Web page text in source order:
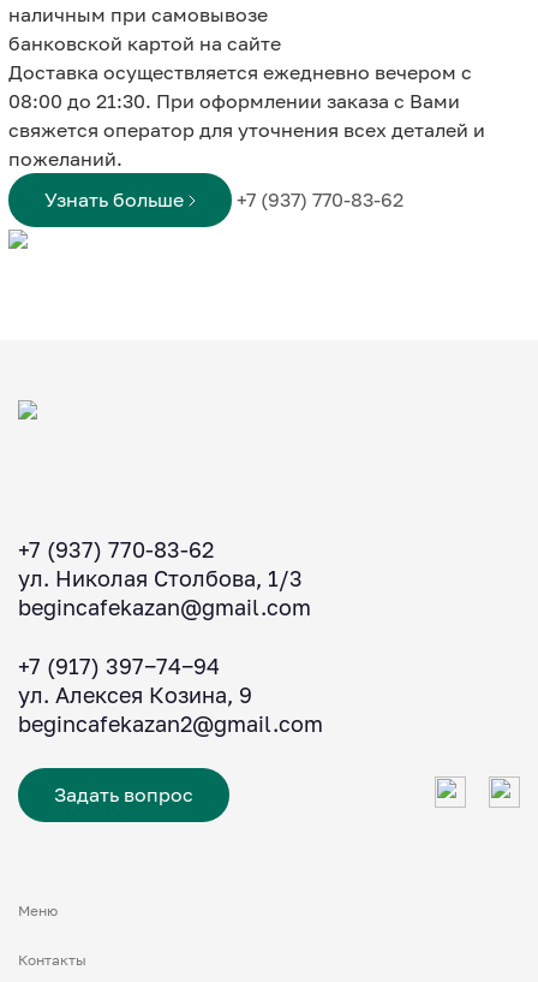
наличным при самовывозе
банковской картой на сайте
Доставка осуществляется ежедневно вечером с
08:00 до 21:30. При оформлении заказа с Вами
свяжется оператор для уточнения всех деталей и
пожеланий.
Узнать больше
+7 (937) 770-83-62
+7 (937) 770-83-62
ул. Николая Столбова, 1/3
begincafekazan@gmail.com
+7 (917) 397‒74‒94
ул. Алексея Козина, 9
begincafekazan2@gmail.com
Задать вопрос
Меню
Контакты